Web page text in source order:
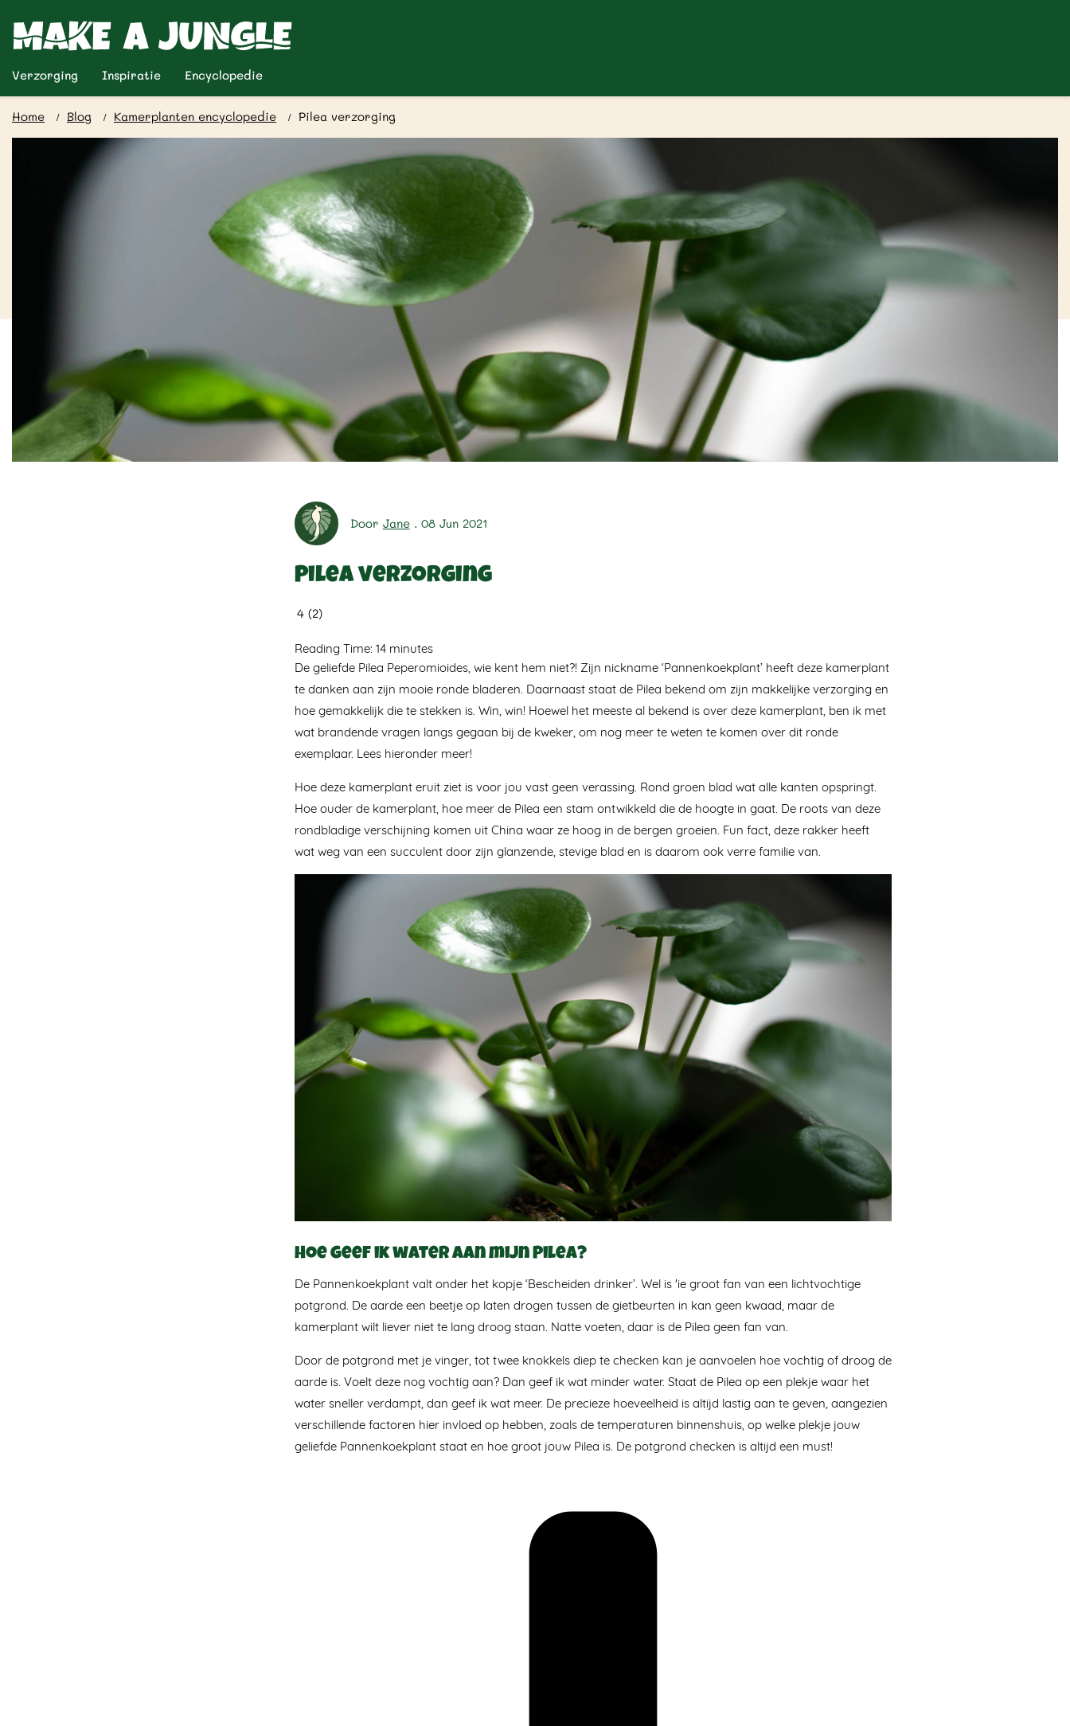
Verzorging Inspiratie Encyclopedie
Door Jane . 08 Jun 2021
Pilea verzorging
4 (2)
Reading Time: 14 minutes
De geliefde Pilea Peperomioides, wie kent hem niet?! Zijn nickname ‘Pannenkoekplant’ heeft deze kamerplant
te danken aan zijn mooie ronde bladeren. Daarnaast staat de Pilea bekend om zijn makkelijke verzorging en
hoe gemakkelijk die te stekken is. Win, win! Hoewel het meeste al bekend is over deze kamerplant, ben ik met
wat brandende vragen langs gegaan bij de kweker, om nog meer te weten te komen over dit ronde
exemplaar. Lees hieronder meer!
Hoe deze kamerplant eruit ziet is voor jou vast geen verassing. Rond groen blad wat alle kanten opspringt.
Hoe ouder de kamerplant, hoe meer de Pilea een stam ontwikkeld die de hoogte in gaat. De roots van deze
rondbladige verschijning komen uit China waar ze hoog in de bergen groeien. Fun fact, deze rakker heeft
wat weg van een succulent door zijn glanzende, stevige blad en is daarom ook verre familie van.
Hoe geef ik water aan mijn Pilea?
De Pannenkoekplant valt onder het kopje ‘Bescheiden drinker’. Wel is 'ie groot fan van een lichtvochtige
potgrond. De aarde een beetje op laten drogen tussen de gietbeurten in kan geen kwaad, maar de
kamerplant wilt liever niet te lang droog staan. Natte voeten, daar is de Pilea geen fan van.
Door de potgrond met je vinger, tot twee knokkels diep te checken kan je aanvoelen hoe vochtig of droog de
aarde is. Voelt deze nog vochtig aan? Dan geef ik wat minder water. Staat de Pilea op een plekje waar het
water sneller verdampt, dan geef ik wat meer. De precieze hoeveelheid is altijd lastig aan te geven, aangezien
verschillende factoren hier invloed op hebben, zoals de temperaturen binnenshuis, op welke plekje jouw
geliefde Pannenkoekplant staat en hoe groot jouw Pilea is. De potgrond checken is altijd een must!
Home Blog Kamerplanten encyclopedie Pilea verzorging